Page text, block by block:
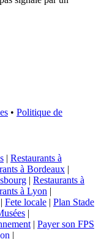
• Politique de
| Restaurants à
à Bordeaux |
| Restaurants à
à Lyon |
| Fete locale | Plan Stade
|
| Payer son FPS
|